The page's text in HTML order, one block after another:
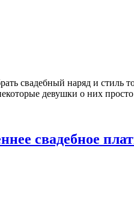
свадебный наряд и стиль
девушки о них
свадебное